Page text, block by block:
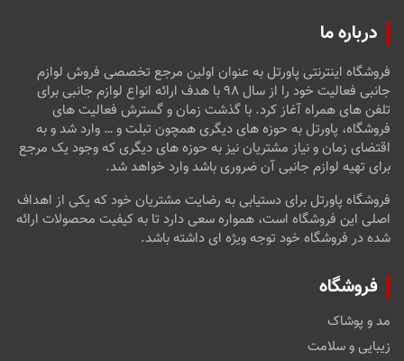
درباره ما
فروشگاه اینترنتی پاورتل به عنوان اولین مرجع تخصصی فروش لوازم
جانبی فعالیت خود را از سال ۹۸ با هدف ارائه انواع لوازم جانبی برای
تلفن های همراه آغاز کرد. با گذشت زمان و گسترش فعالیت های
فروشگاه، پاورتل به حوزه های دیگری همچون تبلت و … وارد شد و به
اقتضای زمان و نیاز مشتریان نیز به حوزه های دیگری که وجود یک مرجع
برای تهیه لوازم جانبی آن ضروری باشد وارد خواهد شد.
فروشگاه پاورتل برای دستیابی به رضایت مشتریان خود که یکی از اهداف
اصلی این فروشگاه است، همواره سعی دارد تا به کیفیت محصولات ارائه
شده در فروشگاه خود توجه ویژه ای داشته باشد.
فروشگاه
مد و پوشاک
زیبایی و سلامت